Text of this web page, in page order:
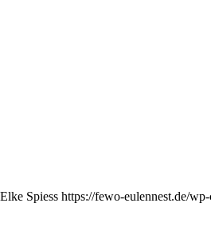
Elke Spiess https://fewo-eulennest.de/